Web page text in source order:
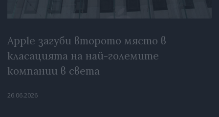
Apple загуби второто място в
класацията на най-големите
компании в света
26.06.2026